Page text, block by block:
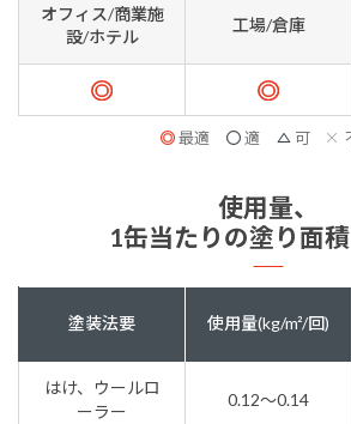
オフィス/商業施
設/ホテル
工場/倉庫
最適 適 可
使用量、
1缶当たりの塗り面積
塗装法要 使用量(kg/m²/回)
はけ、ウールロ
ーラー
0.12～0.14